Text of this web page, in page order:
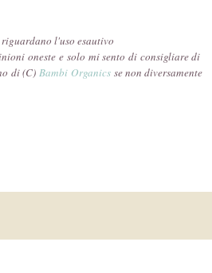
l'uso esautivo
oneste e solo mi sento di consigliare di
di (C) Bambi Organics se non diversamente